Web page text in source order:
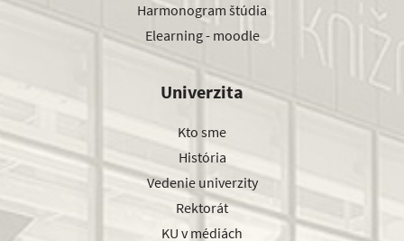
Harmonogram štúdia
Elearning - moodle
Univerzita
Kto sme
História
Vedenie univerzity
Rektorát
KU v médiách